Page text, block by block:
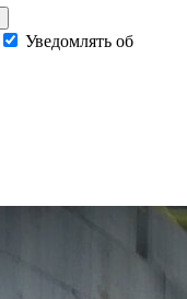
Уведомлять об